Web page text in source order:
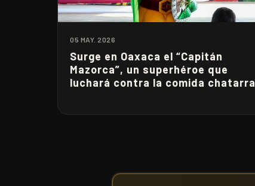
05 MAY. 2026
Surge en Oaxaca el “Capitán
Mazorca”, un superhéroe que
luchará contra la comida chatarra